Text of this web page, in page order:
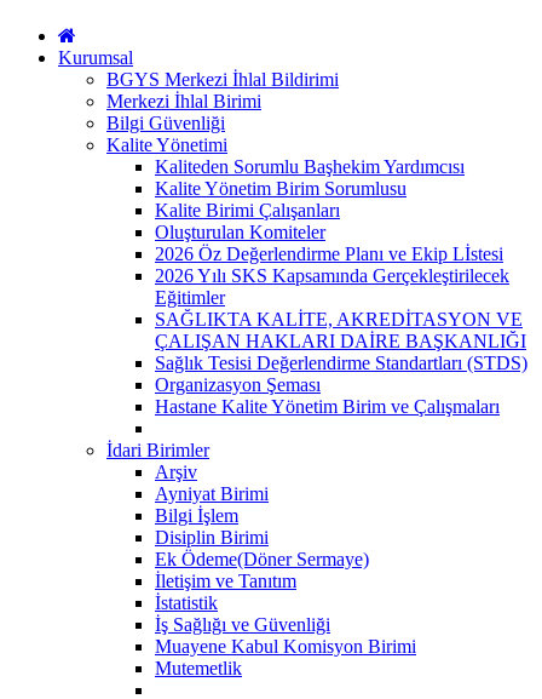
Kurumsal
BGYS Merkezi İhlal Bildirimi
Merkezi İhlal Birimi
Bilgi Güvenliği
Kalite Yönetimi
Kaliteden Sorumlu Başhekim Yardımcısı
Kalite Yönetim Birim Sorumlusu
Kalite Birimi Çalışanları
Oluşturulan Komiteler
2026 Öz Değerlendirme Planı ve Ekip Lİstesi
2026 Yılı SKS Kapsamında Gerçekleştirilecek
Eğitimler
SAĞLIKTA KALİTE, AKREDİTASYON VE
ÇALIŞAN HAKLARI DAİRE BAŞKANLIĞI
Sağlık Tesisi Değerlendirme Standartları (STDS)
Organizasyon Şeması
Hastane Kalite Yönetim Birim ve Çalışmaları
İdari Birimler
Arşiv
Ayniyat Birimi
Bilgi İşlem
Disiplin Birimi
Ek Ödeme(Döner Sermaye)
İletişim ve Tanıtım
İstatistik
İş Sağlığı ve Güvenliği
Muayene Kabul Komisyon Birimi
Mutemetlik